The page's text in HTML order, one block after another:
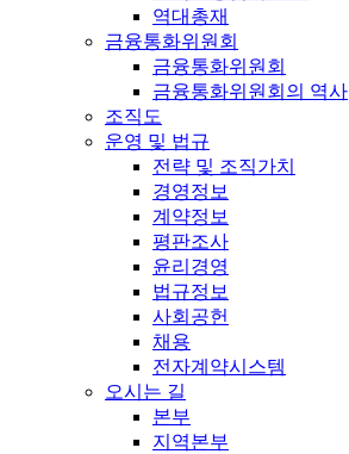
역대총재
금융통화위원회
금융통화위원회
금융통화위원회의 역사
조직도
운영 및 법규
전략 및 조직가치
경영정보
계약정보
평판조사
윤리경영
법규정보
사회공헌
채용
전자계약시스템
오시는 길
본부
지역본부